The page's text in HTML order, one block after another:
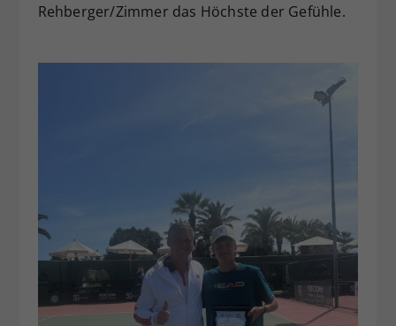
Rehberger/Zimmer das Höchste der Gefühle.